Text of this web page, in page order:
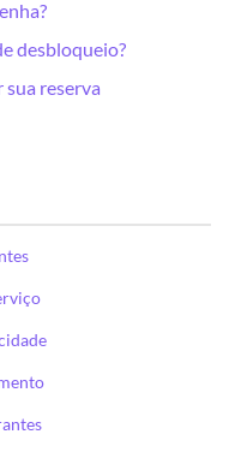
desbloqueio?
reserva